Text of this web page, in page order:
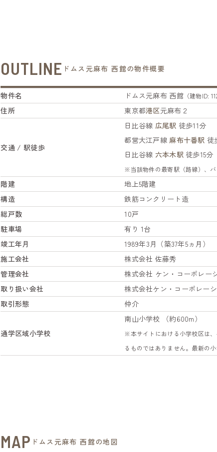
OUTLINE ドムス元麻布 西館の物件概要
物件名 ドムス元麻布 西館（建物ID:
住所 東京都港区元麻布２
交通 / 駅徒歩
日比谷線 広尾駅 徒歩11分
都営大江戸線 麻布十番駅 徒
日比谷線 六本木駅 徒歩15分
※当該物件の最寄駅（路線）、バ
階建
地上5階建
構造
鉄筋コンクリート造
総戸数
10戸
駐車場
有り 1台
竣工年月
1989年3月（築37年5ヵ月）
施工会社
株式会社 佐藤秀
管理会社
株式会社 ケン・コーポレー
取り扱い会社
株式会社ケン・コーポレー
取引形態
仲介
通学区域小学校
南山小学校 （約600m）
※本サイトにおける小学校区は
るものではありません。最新の
MAP ドムス元麻布 西館の地図